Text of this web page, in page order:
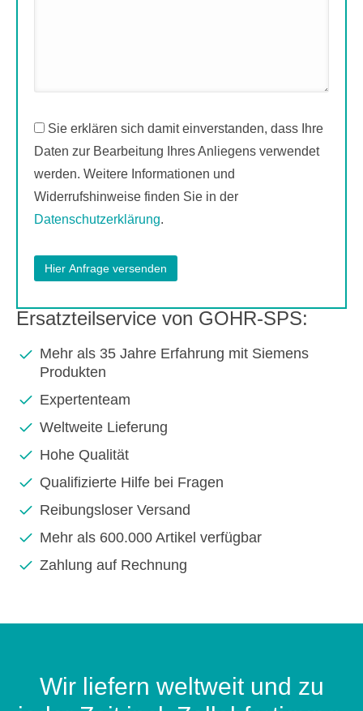
Sie erklären sich damit einverstanden, dass Ihre
Daten zur Bearbeitung Ihres Anliegens verwendet
werden. Weitere Informationen und
Widerrufshinweise finden Sie in der
Datenschutzerklärung.
Ersatzteilservice von GOHR-SPS:
Mehr als 35 Jahre Erfahrung mit Siemens
Produkten
Expertenteam
Weltweite Lieferung
Hohe Qualität
Qualifizierte Hilfe bei Fragen
Reibungsloser Versand
Mehr als 600.000 Artikel verfügbar
Zahlung auf Rechnung
Wir liefern weltweit und zu